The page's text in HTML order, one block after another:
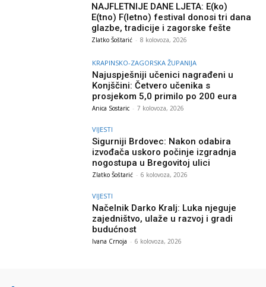
NAJFLETNIJE DANE LJETA: E(ko)
E(tno) F(letno) festival donosi tri dana
glazbe, tradicije i zagorske fešte
Zlatko Šoštarić - 8 kolovoza, 2026
KRAPINSKO-ZAGORSKA ŽUPANIJA
Najuspješniji učenici nagrađeni u
Konjščini: Četvero učenika s
prosjekom 5,0 primilo po 200 eura
Anica Sostaric - 7 kolovoza, 2026
VIJESTI
Sigurniji Brdovec: Nakon odabira
izvođača uskoro počinje izgradnja
nogostupa u Bregovitoj ulici
Zlatko Šoštarić - 6 kolovoza, 2026
VIJESTI
Načelnik Darko Kralj: Luka njeguje
zajedništvo, ulaže u razvoj i gradi
budućnost
Ivana Crnoja - 6 kolovoza, 2026